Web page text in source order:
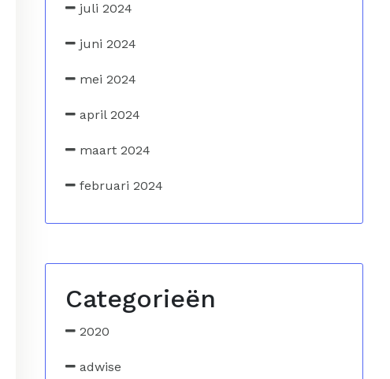
juli 2024
juni 2024
mei 2024
april 2024
maart 2024
februari 2024
Categorieën
2020
adwise